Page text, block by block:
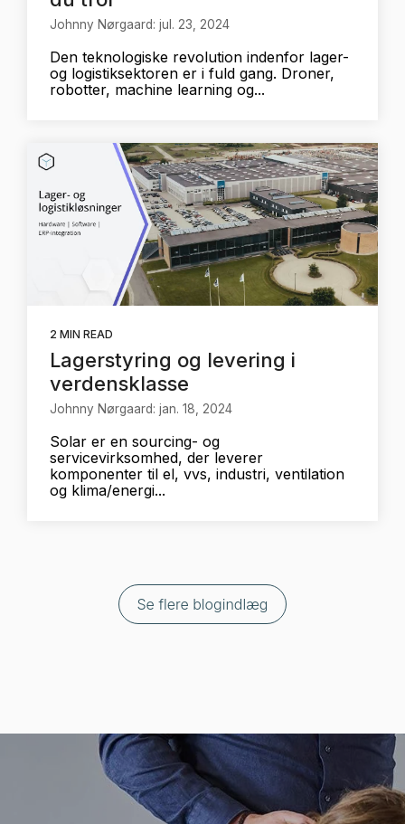
Johnny Nørgaard: jul. 23, 2024
Den teknologiske revolution indenfor lager-
og logistiksektoren er i fuld gang. Droner,
robotter, machine learning og...
2 MIN READ
Lagerstyring og levering i
verdensklasse
Johnny Nørgaard: jan. 18, 2024
Solar er en sourcing- og
servicevirksomhed, der leverer
komponenter til el, vvs, industri, ventilation
og klima/energi...